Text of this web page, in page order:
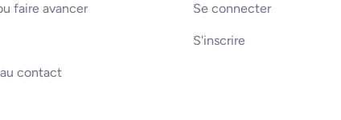
faire avancer
contact
Se connecter
S'inscrire